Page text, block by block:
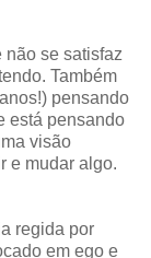
não se satisfaz
Também
pensando
está pensando
visão
e mudar algo.
regida por
em ego e